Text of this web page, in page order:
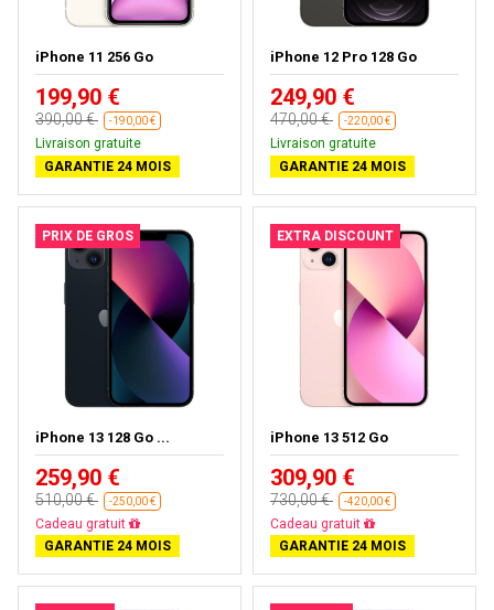
iPhone 11 256 Go
199,90 €
390,00 € -190,00 €
Livraison gratuite
GARANTIE 24 MOIS
iPhone 12 Pro 128 Go
249,90 €
470,00 € -220,00 €
Livraison gratuite
GARANTIE 24 MOIS
PRIX DE GROS
iPhone 13 128 Go ...
259,90 €
510,00 € -250,00 €
Livraison gratuite
GARANTIE 24 MOIS
EXTRA DISCOUNT
iPhone 13 512 Go
309,90 €
730,00 € -420,00 €
Livraison gratuite
GARANTIE 24 MOIS